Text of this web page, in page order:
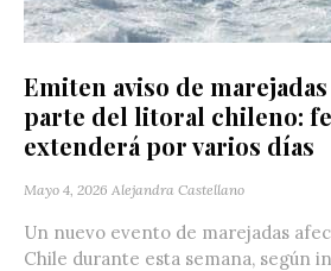
Emiten aviso de
parte del litoral chileno:
extenderá por varios días
Mayo 4, 2026 Alejandra Castellano
Un nuevo evento de marejadas
Chile durante esta semana, según